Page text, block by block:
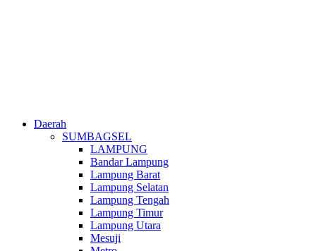
Daerah
SUMBAGSEL
LAMPUNG
Bandar Lampung
Lampung Barat
Lampung Selatan
Lampung Tengah
Lampung Timur
Lampung Utara
Mesuji